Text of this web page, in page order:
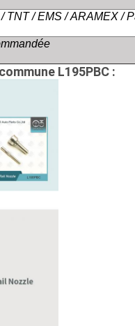
TNT / EMS / ARAMEX /
L195PBC :